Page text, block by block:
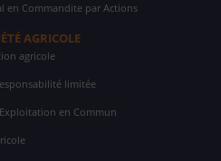
en Commandite par Actions
AGRICOLE
agricole
limitée
en Commun